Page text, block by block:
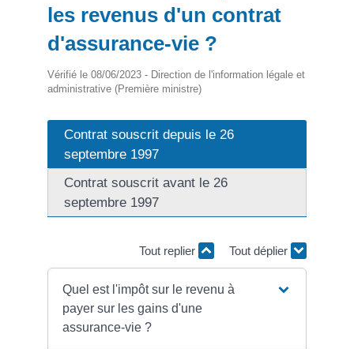
les revenus d'un contrat
d'assurance-vie ?
Vérifié le 08/06/2023 - Direction de l'information légale et
administrative (Première ministre)
Contrat souscrit depuis le 26
septembre 1997
Contrat souscrit avant le 26
septembre 1997
Tout replier Tout déplier
Quel est l'impôt sur le revenu à
payer sur les gains d'une
assurance-vie ?